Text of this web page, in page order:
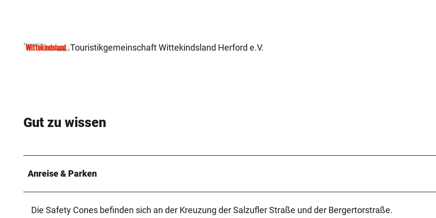
Touristikgemeinschaft Wittekindsland Herford e.V.
Gut zu wissen
Anreise & Parken
Die Safety Cones befinden sich an der Kreuzung der Salzufler Straße und der Bergertorstraße.